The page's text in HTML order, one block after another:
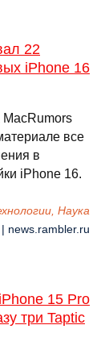
22
iPhone 16
MacRumors
все
в
iPhone 16.
Наука
news.rambler.ru
15 Pro
три Taptic